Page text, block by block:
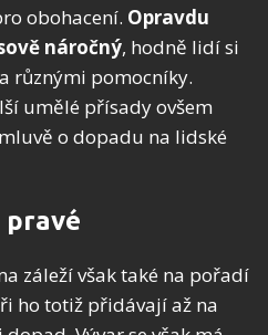
obohacení. Opravdu
náročný, hodně lidí si
různými pomocníky.
umělé přísady ovšem
o dopadu na lidské
pravé
záleží však také na pořadí
ho totiž přidávají až na